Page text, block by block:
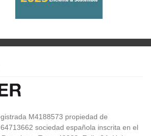
M4188573 propiedad de
sociedad española inscrita en el